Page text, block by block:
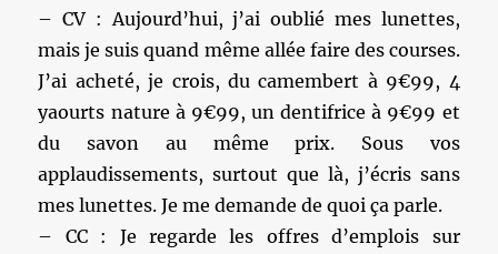
– CV : Aujourd’hui, j’ai oublié mes lunettes,
mais je suis quand même allée faire des courses.
J’ai acheté, je crois, du camembert à 9€99, 4
yaourts nature à 9€99, un dentifrice à 9€99 et
du savon au même prix. Sous vos
applaudissements, surtout que là, j’écris sans
mes lunettes. Je me demande de quoi ça parle.
– CC : Je regarde les offres d’emplois sur